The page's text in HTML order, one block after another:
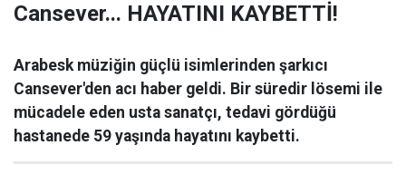
Cansever... HAYATINI KAYBETTİ!
Arabesk müziğin güçlü isimlerinden şarkıcı
Cansever'den acı haber geldi. Bir süredir lösemi ile
mücadele eden usta sanatçı, tedavi gördüğü
hastanede 59 yaşında hayatını kaybetti.